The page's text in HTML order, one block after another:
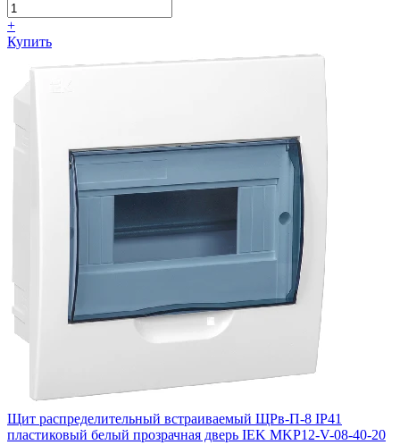
+
Купить
Щит распределительный встраиваемый ЩРв-П-8 IP41
пластиковый белый прозрачная дверь IEK MKP12-V-08-40-20